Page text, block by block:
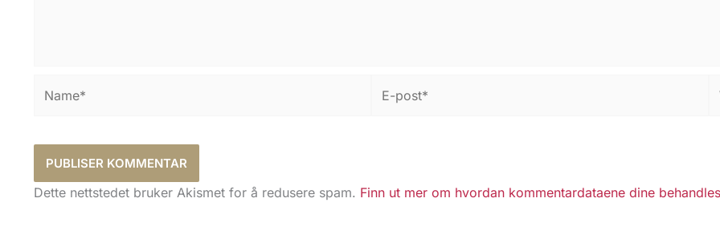
post*
Dette nettstedet bruker Akismet for å redusere spam. Finn ut mer om hvordan kommentardataene dine